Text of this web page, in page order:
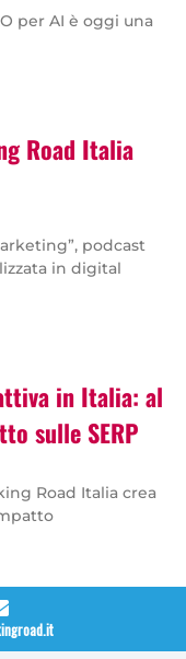
per AI è oggi una
Road Italia
podcast
in digital
in Italia: al
sulle SERP
Road Italia crea